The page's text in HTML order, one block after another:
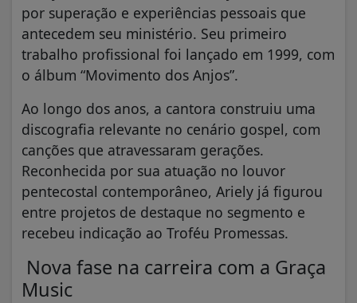
por superação e experiências pessoais que
antecedem seu ministério. Seu primeiro
trabalho profissional foi lançado em 1999, com
o álbum “Movimento dos Anjos”.
Ao longo dos anos, a cantora construiu uma
discografia relevante no cenário gospel, com
canções que atravessaram gerações.
Reconhecida por sua atuação no louvor
pentecostal contemporâneo, Ariely já figurou
entre projetos de destaque no segmento e
recebeu indicação ao Troféu Promessas.
Nova fase na carreira com a Graça
Music